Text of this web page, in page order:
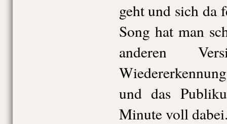
geht und sich da
Song hat man
anderen
und das
Minute voll